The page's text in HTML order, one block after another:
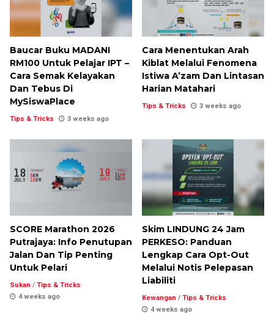
Baucar Buku MADANI
RM100 Untuk Pelajar IPT –
Cara Semak Kelayakan
Dan Tebus Di
MySiswaPlace
Tips & Tricks 3 weeks ago
Cara Menentukan Arah
Kiblat Melalui Fenomena
Istiwa A’zam Dan Lintasan
Harian Matahari
Tips & Tricks 3 weeks ago
SCORE Marathon 2026
Putrajaya: Info Penutupan
Jalan Dan Tip Penting
Untuk Pelari
Sukan / Tips & Tricks
4 weeks ago
Skim LINDUNG 24 Jam
PERKESO: Panduan
Lengkap Cara Opt-Out
Melalui Notis Pelepasan
Liabiliti
Kewangan / Tips & Tricks
4 weeks ago